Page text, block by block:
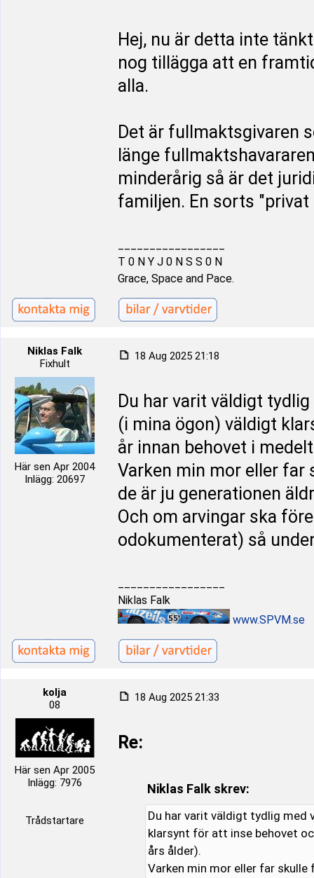
Hej, nu är detta inte
nog tillägga att en
alla.
Det är fullmaktsgivaren
länge
minderårig så är det
familjen. En sorts "privat
T 0 N Y J 0 N S S 0 N
Grace, Space and Pace.
Niklas Falk
Fixhult
Här sen Apr 2004
Inlägg: 20697
18 Aug 2025 21:18
Du har varit väldigt
(i mina ögon) väldigt
år innan behovet i
Varken min mor eller far
de är ju generationen
Och om arvingar ska
odokumenterat) så
Niklas Falk
www.SPVM.se
kolja
08
Här sen Apr 2005
Inlägg: 7976
Trådstartare
18 Aug 2025 21:33
Re:
Niklas Falk skrev:
Du har varit väldigt tydlig med
klarsynt för att inse behovet
års ålder).
Varken min mor eller far